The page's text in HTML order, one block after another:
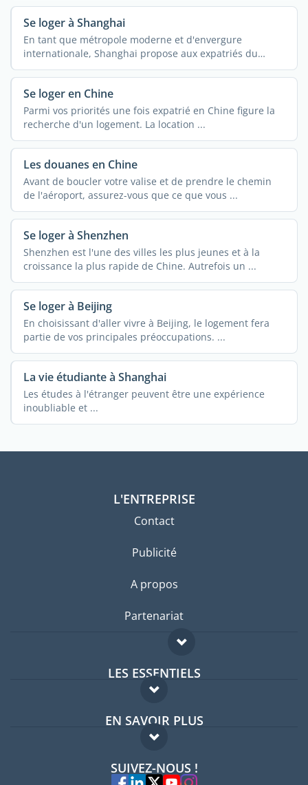
Se loger à Shanghai
En tant que métropole moderne et d'envergure
internationale, Shanghai propose aux expatriés du
monde ...
Se loger en Chine
Parmi vos priorités une fois expatrié en Chine figure la
recherche d'un logement. La location ...
Les douanes en Chine
Avant de boucler votre valise et de prendre le chemin
de l'aéroport, assurez-vous que ce que vous ...
Se loger à Shenzhen
Shenzhen est l'une des villes les plus jeunes et à la
croissance la plus rapide de Chine. Autrefois un ...
Se loger à Beijing
En choisissant d'aller vivre à Beijing, le logement fera
partie de vos principales préoccupations. ...
La vie étudiante à Shanghai
Les études à l'étranger peuvent être une expérience
inoubliable et ...
L'ENTREPRISE
Contact
Publicité
A propos
Partenariat
LES ESSENTIELS
Forum expatriés
Guides pays
EN SAVOIR PLUS
FAQ
Experts
SUIVEZ-NOUS !